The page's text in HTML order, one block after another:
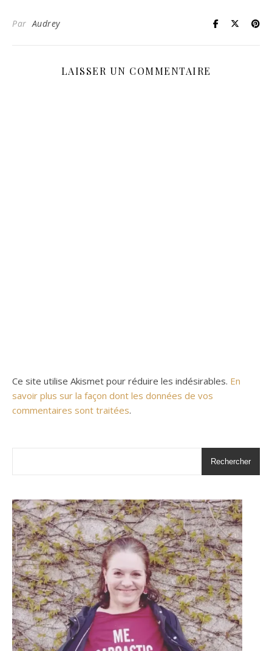
ParAudrey
LAISSER UN COMMENTAIRE
Ce site utilise Akismet pour réduire les indésirables. En
savoir plus sur la façon dont les données de vos
commentaires sont traitées.
Rechercher